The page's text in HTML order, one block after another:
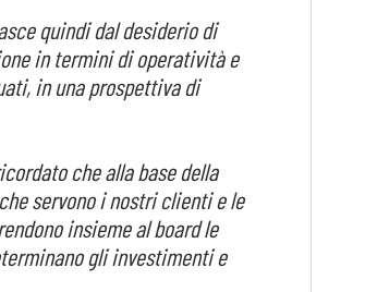
quindi dal desiderio di
in termini di operatività e
in una prospettiva di
che alla base della
servono i nostri clienti e le
insieme al board le
gli investimenti e